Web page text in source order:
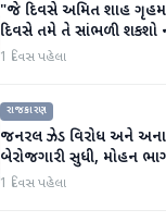
"જે દિવસે અમિત શાહ
દિવસે તમે તે સાંભળી શકશો
રિજિજુએ વિપક્ષી પાર્ટીઓ પર
1 દિવસ પહેલા
રાજકારણ
જનરલ ઝેડ વિરોધ અને
બેરોજગારી સુધી, મોહન
પર વાત કરી
1 દિવસ પહેલા